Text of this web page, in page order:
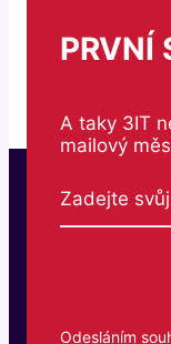
PRVNÍ
A taky 3IT
mailový
Odesláním